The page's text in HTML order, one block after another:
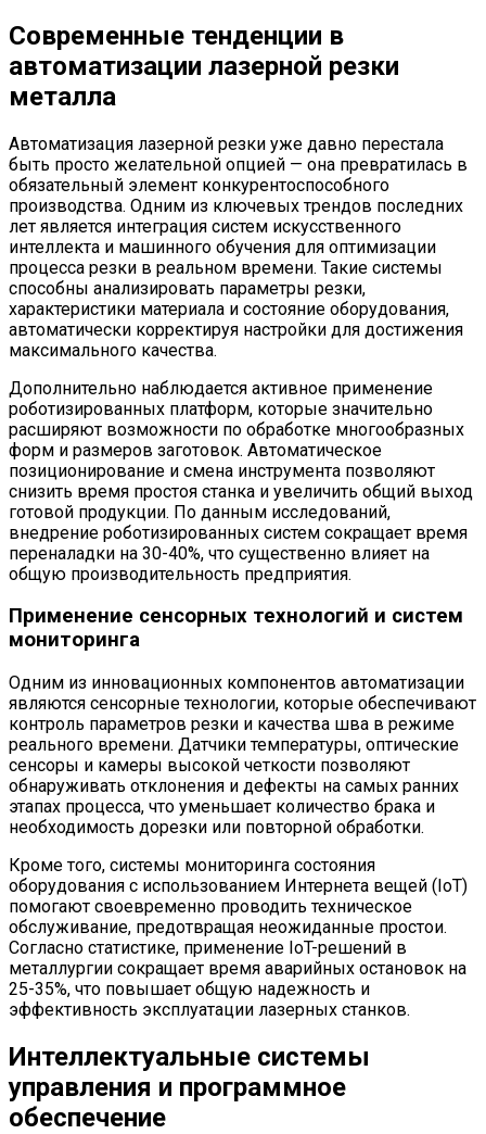
Современные тенденции в
автоматизации лазерной резки
металла
Автоматизация лазерной резки уже давно перестала
быть просто желательной опцией — она превратилась в
обязательный элемент конкурентоспособного
производства. Одним из ключевых трендов последних
лет является интеграция систем искусственного
интеллекта и машинного обучения для оптимизации
процесса резки в реальном времени. Такие системы
способны анализировать параметры резки,
характеристики материала и состояние оборудования,
автоматически корректируя настройки для достижения
максимального качества.
Дополнительно наблюдается активное применение
роботизированных платформ, которые значительно
расширяют возможности по обработке многообразных
форм и размеров заготовок. Автоматическое
позиционирование и смена инструмента позволяют
снизить время простоя станка и увеличить общий выход
готовой продукции. По данным исследований,
внедрение роботизированных систем сокращает время
переналадки на 30-40%, что существенно влияет на
общую производительность предприятия.
Применение сенсорных технологий и систем
мониторинга
Одним из инновационных компонентов автоматизации
являются сенсорные технологии, которые обеспечивают
контроль параметров резки и качества шва в режиме
реального времени. Датчики температуры, оптические
сенсоры и камеры высокой четкости позволяют
обнаруживать отклонения и дефекты на самых ранних
этапах процесса, что уменьшает количество брака и
необходимость дорезки или повторной обработки.
Кроме того, системы мониторинга состояния
оборудования с использованием Интернета вещей (IoT)
помогают своевременно проводить техническое
обслуживание, предотвращая неожиданные простои.
Согласно статистике, применение IoT-решений в
металлургии сокращает время аварийных остановок на
25-35%, что повышает общую надежность и
эффективность эксплуатации лазерных станков.
Интеллектуальные системы
управления и программное
обеспечение